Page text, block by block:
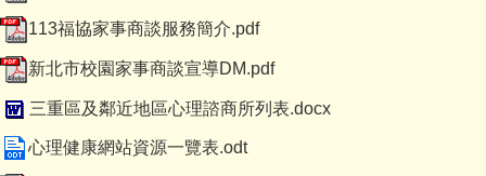
113福協家事商談服務簡介.pdf
新北市校園家事商談宣導DM.pdf
三重區及鄰近地區心理諮商所列表.docx
心理健康網站資源一覽表.odt